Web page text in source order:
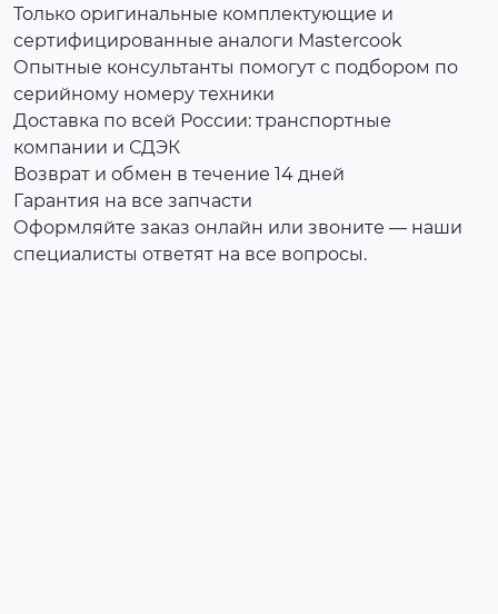
Только оригинальные комплектующие и
сертифицированные аналоги Mastercook
Опытные консультанты помогут с подбором по
серийному номеру техники
Доставка по всей России: транспортные
компании и СДЭК
Возврат и обмен в течение 14 дней
Гарантия на все запчасти
Оформляйте заказ онлайн или звоните — наши
специалисты ответят на все вопросы.